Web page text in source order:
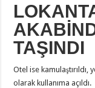
TAŞINDI
Otel ise kamulaştırıldı,
olarak kullanıma açıldı.